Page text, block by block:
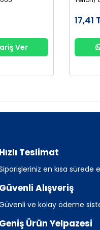
Ver
17,41
Hızlı Teslimat
en kısa sürede
Güvenli Alışveriş
ve kolay ödeme
Geniş Ürün Yelpazesi